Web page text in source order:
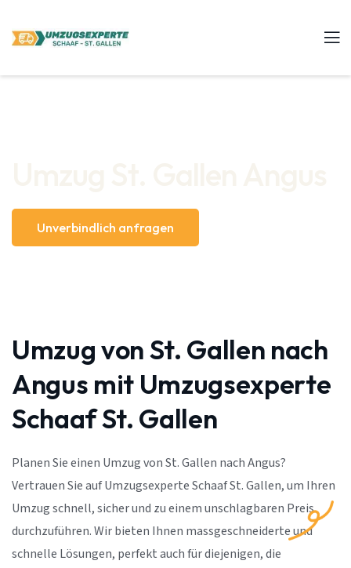
Unverbindlich anfragen
Umzug von St. Gallen nach
Angus mit Umzugsexperte
Schaaf St. Gallen
Planen Sie einen Umzug von St. Gallen nach Angus?
Vertrauen Sie auf Umzugsexperte Schaaf St. Gallen, um Ihren
Umzug schnell, sicher und zu einem unschlagbaren Preis
durchzuführen. Wir bieten Ihnen massgeschneiderte und
schnelle Lösungen, perfekt auch für diejenigen, die